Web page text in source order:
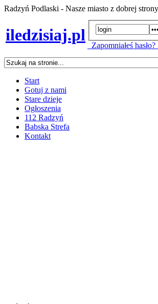
Radzyń Podlaski - Nasze miasto z dobrej
iledzisiaj.pl
Zapomniałeś hasło?
Start
Gotuj z nami
Stare dzieje
Ogłoszenia
112 Radzyń
Babska Strefa
Kontakt